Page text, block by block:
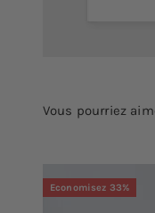
Economisez 33%